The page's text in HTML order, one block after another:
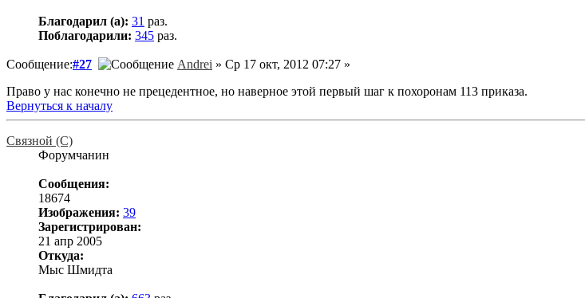
Благодарил (а): 31 раз.
Поблагодарили: 345 раз.
Сообщение:#27 Andrei » Ср 17 окт, 2012 07:27 »
Право у нас конечно не прецедентное, но наверное этой первый шаг к похоронам 113 приказа.
Вернуться к началу
Связной (С)
Форумчанин
Сообщения:
18674
Изображения: 39
Зарегистрирован:
21 апр 2005
Откуда:
Мыс Шмидта